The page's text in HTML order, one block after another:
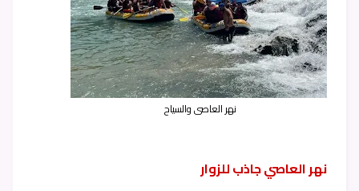
نهر العاصي والسياح
نهر العاصي جاذب للزوار